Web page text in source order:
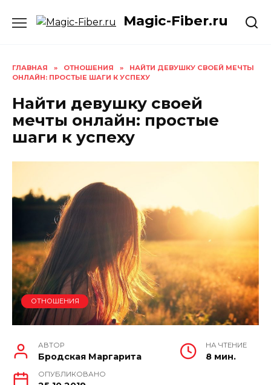
Magic-Fiber.ru
ГЛАВНАЯ » ОТНОШЕНИЯ »
НАЙТИ ДЕВУШКУ СВОЕЙ МЕЧТЫ
ОНЛАЙН: ПРОСТЫЕ ШАГИ К УСПЕХУ
Найти девушку своей
мечты онлайн: простые
шаги к успеху
ОТНОШЕНИЯ
АВТОР
Бродская Маргарита
НА ЧТЕНИЕ
8 мин.
ОПУБЛИКОВАНО